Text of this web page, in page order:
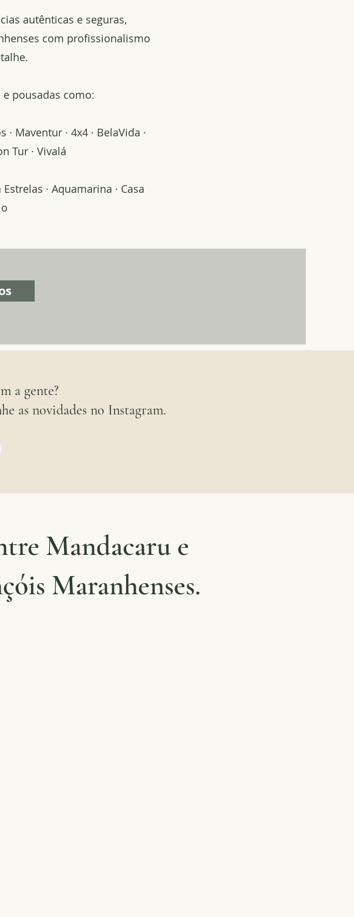
autênticas e seguras,
com profissionalismo
pousadas como:
· Maventur · 4x4 · BelaVida ·
Tur · Vivalá
· Aquamarina · Casa
a gente?
as novidades no Instagram.
Mandacaru e
Maranhenses.